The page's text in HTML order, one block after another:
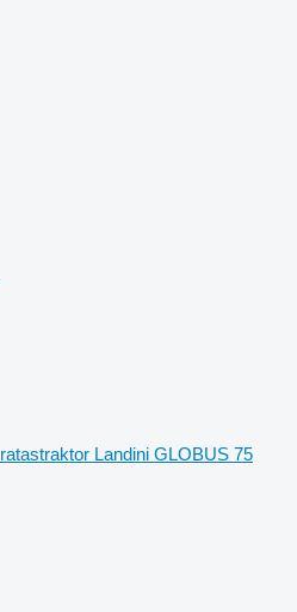
ratastraktor Landini GLOBUS 75